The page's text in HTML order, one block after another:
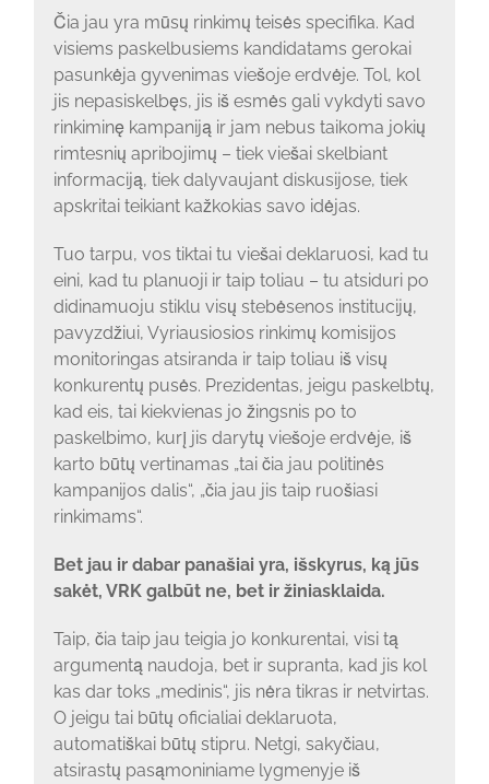
Čia jau yra mūsų rinkimų teisės specifika. Kad
visiems paskelbusiems kandidatams gerokai
pasunkėja gyvenimas viešoje erdvėje. Tol, kol
jis nepasiskelbęs, jis iš esmės gali vykdyti savo
rinkiminę kampaniją ir jam nebus taikoma jokių
rimtesnių apribojimų – tiek viešai skelbiant
informaciją, tiek dalyvaujant diskusijose, tiek
apskritai teikiant kažkokias savo idėjas.
Tuo tarpu, vos tiktai tu viešai deklaruosi, kad tu
eini, kad tu planuoji ir taip toliau – tu atsiduri po
didinamuoju stiklu visų stebėsenos institucijų,
pavyzdžiui, Vyriausiosios rinkimų komisijos
monitoringas atsiranda ir taip toliau iš visų
konkurentų pusės. Prezidentas, jeigu paskelbtų,
kad eis, tai kiekvienas jo žingsnis po to
paskelbimo, kurį jis darytų viešoje erdvėje, iš
karto būtų vertinamas „tai čia jau politinės
kampanijos dalis“, „čia jau jis taip ruošiasi
rinkimams“.
Bet jau ir dabar panašiai yra, išskyrus, ką jūs
sakėt, VRK galbūt ne, bet ir žiniasklaida.
Taip, čia taip jau teigia jo konkurentai, visi tą
argumentą naudoja, bet ir supranta, kad jis kol
kas dar toks „medinis“, jis nėra tikras ir netvirtas.
O jeigu tai būtų oficialiai deklaruota,
automatiškai būtų stipru. Netgi, sakyčiau,
atsirastų pasąmoniniame lygmenyje iš